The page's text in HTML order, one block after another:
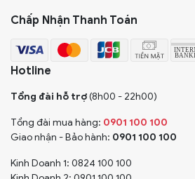
Chấp Nhận Thanh Toán
Hotline
Tổng đài hỗ trợ(8h00 - 22h00)
Tổng đài mua hàng: 0901 100 100
Giao nhận - Bảo hành: 0901 100 100
Kinh Doanh 1: 0824 100 100